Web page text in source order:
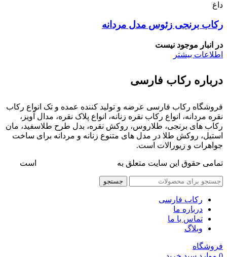
داغ
رکاب برنجی زئوس مدل مردانه
در انبار موجود نیست
اطلاعات بیشتر
درباره رکاب فارسی
فروشگاه رکاب فارسی عرضه و تولید کننده عمده و تک انواع رکاب
نقره مردانه، انواع رکاب نقره زنانه، انواع پلاک نقره، مدال آویز،
رکاب های برنجی، طلاروس، روکش نقره، بدل طرح طلاسفید، مان
استیل، روکش طلا در مدل های متنوع زنانه و مردانه برای ساخت
جواهرات و زیورالات است.
تمامی حقوق این سایت متعلق به است
جستجو
رکاب فارسی
درباره ما
تماس با ما
وبلاگ
فروشگاه